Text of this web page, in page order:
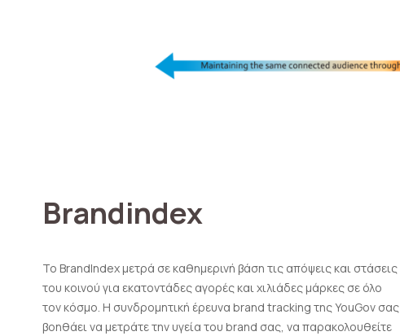
Brandindex
To BrandIndex μετρά σε καθημερινή βάση τις απόψεις και στάσεις
του κοινού για εκατοντάδες αγορές και χιλιάδες μάρκες σε όλο
τον κόσμο. Η συνδρομητική έρευνα brand tracking της YouGov σας
βοηθάει να μετράτε την υγεία του brand σας, να παρακολουθείτε